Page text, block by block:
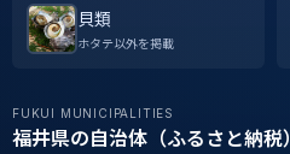
貝類
ホタテ以外を掲載
FUKUI MUNICIPALITIES
福井県の自治体（ふるさと納税）